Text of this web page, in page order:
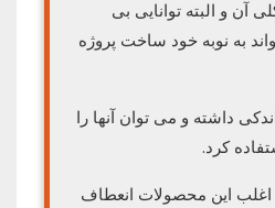
آن و البته توانایی بی
به نوبه خود ساخت پروژه
داشته و می توان آنها را
کرد.
اغلب این محصولات انعطاف